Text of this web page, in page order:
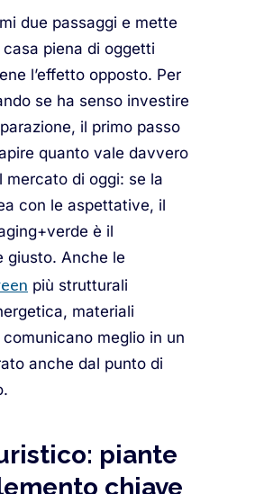
due passaggi e mette
piena di oggetti
l’effetto opposto. Per
se ha senso investire
il primo passo
quanto vale davvero
mercato di oggi: se la
con le aspettative, il
è il
giusto. Anche le
più strutturali
materiali
meglio in un
anche dal punto di
piante
chiave